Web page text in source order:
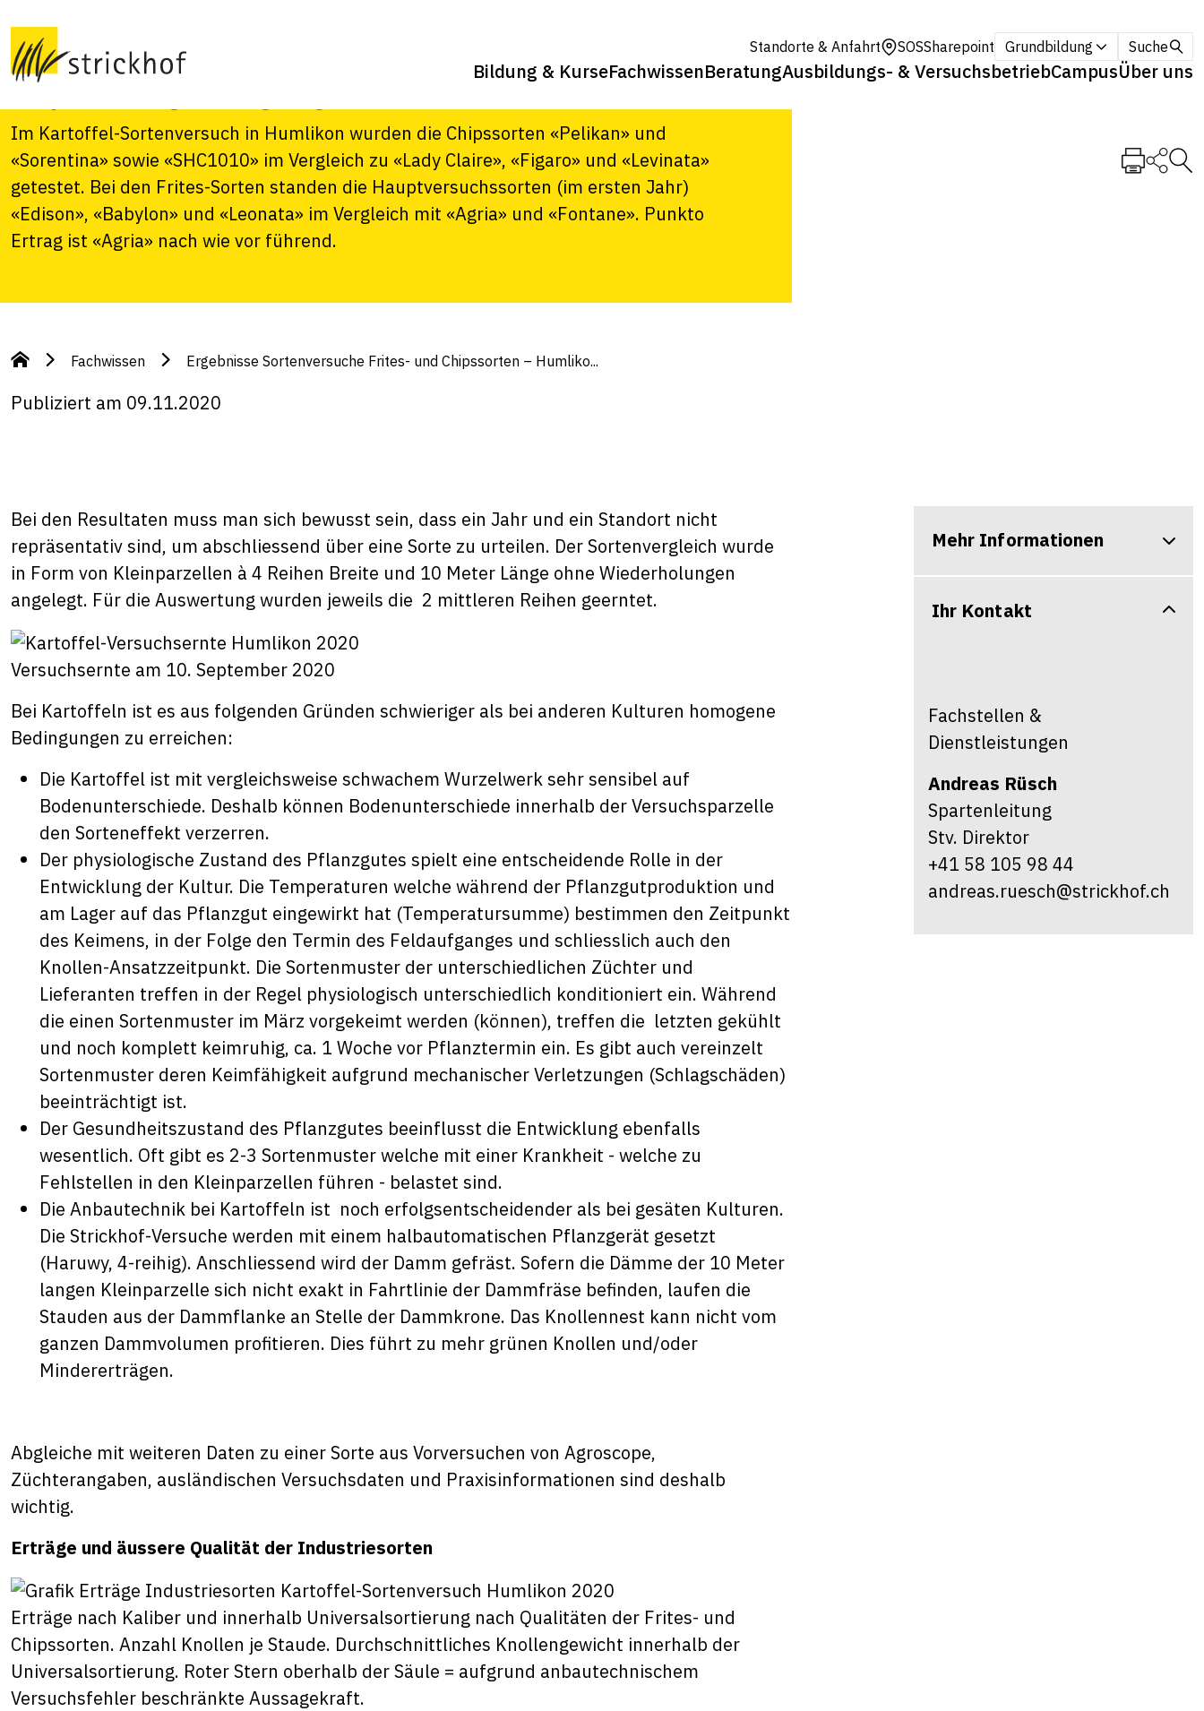
Standorte & Anfahrt SOSSharepoint Grundbildung Suche
Bildung & KurseFachwissenBeratungAusbildungs- & VersuchsbetriebCampusÜber uns
Frites- und Chipssorten –
Humlikon 2020
Im Kartoffel-Sortenversuch in Humlikon wurden die Chipssorten «Pelikan» und
«Sorentina» sowie «SHC1010» im Vergleich zu «Lady Claire», «Figaro» und «Levinata»
getestet. Bei den Frites-Sorten standen die Hauptversuchssorten (im ersten Jahr)
«Edison», «Babylon» und «Leonata» im Vergleich mit «Agria» und «Fontane». Punkto
Ertrag ist «Agria» nach wie vor führend.
Fachwissen Ergebnisse Sortenversuche Frites- und Chipssorten – Humliko...
Publiziert am 09.11.2020
Bei den Resultaten muss man sich bewusst sein, dass ein Jahr und ein Standort nicht
repräsentativ sind, um abschliessend über eine Sorte zu urteilen. Der Sortenvergleich wurde
in Form von Kleinparzellen à 4 Reihen Breite und 10 Meter Länge ohne Wiederholungen
angelegt. Für die Auswertung wurden jeweils die 2 mittleren Reihen geerntet.
Versuchsernte am 10. September 2020
Bei Kartoffeln ist es aus folgenden Gründen schwieriger als bei anderen Kulturen homogene
Bedingungen zu erreichen:
Die Kartoffel ist mit vergleichsweise schwachem Wurzelwerk sehr sensibel auf
Bodenunterschiede. Deshalb können Bodenunterschiede innerhalb der Versuchsparzelle
den Sorteneffekt verzerren.
Der physiologische Zustand des Pflanzgutes spielt eine entscheidende Rolle in der
Entwicklung der Kultur. Die Temperaturen welche während der Pflanzgutproduktion und
am Lager auf das Pflanzgut eingewirkt hat (Temperatursumme) bestimmen den Zeitpunkt
des Keimens, in der Folge den Termin des Feldaufganges und schliesslich auch den
Knollen-Ansatzzeitpunkt. Die Sortenmuster der unterschiedlichen Züchter und
Lieferanten treffen in der Regel physiologisch unterschiedlich konditioniert ein. Während
die einen Sortenmuster im März vorgekeimt werden (können), treffen die letzten gekühlt
und noch komplett keimruhig, ca. 1 Woche vor Pflanztermin ein. Es gibt auch vereinzelt
Sortenmuster deren Keimfähigkeit aufgrund mechanischer Verletzungen (Schlagschäden)
beeinträchtigt ist.
Der Gesundheitszustand des Pflanzgutes beeinflusst die Entwicklung ebenfalls
wesentlich. Oft gibt es 2-3 Sortenmuster welche mit einer Krankheit - welche zu
Fehlstellen in den Kleinparzellen führen - belastet sind.
Die Anbautechnik bei Kartoffeln ist noch erfolgsentscheidender als bei gesäten Kulturen.
Die Strickhof-Versuche werden mit einem halbautomatischen Pflanzgerät gesetzt
(Haruwy, 4-reihig). Anschliessend wird der Damm gefräst. Sofern die Dämme der 10 Meter
langen Kleinparzelle sich nicht exakt in Fahrtlinie der Dammfräse befinden, laufen die
Stauden aus der Dammflanke an Stelle der Dammkrone. Das Knollennest kann nicht vom
ganzen Dammvolumen profitieren. Dies führt zu mehr grünen Knollen und/oder
Mindererträgen.
Abgleiche mit weiteren Daten zu einer Sorte aus Vorversuchen von Agroscope,
Züchterangaben, ausländischen Versuchsdaten und Praxisinformationen sind deshalb
wichtig.
Erträge und äussere Qualität der Industriesorten
Erträge nach Kaliber und innerhalb Universalsortierung nach Qualitäten der Frites- und
Chipssorten. Anzahl Knollen je Staude. Durchschnittliches Knollengewicht innerhalb der
Universalsortierung. Roter Stern oberhalb der Säule = aufgrund anbautechnischem
Versuchsfehler beschränkte Aussagekraft.
Mehr Informationen
Ihr Kontakt
Fachstellen &
Dienstleistungen
Andreas Rüsch
Spartenleitung
Stv. Direktor
+41 58 105 98 44
andreas.ruesch@strickhof.ch